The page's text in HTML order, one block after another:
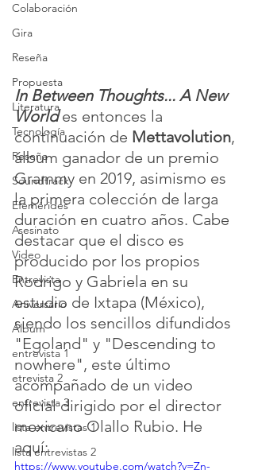
Colaboración
Gira
Reseña
Propuesta
Literatura
Tecnología
Reseña
Soundtrack
Efemérides
Asesinato
Video
Entrevista
Aniversario
Álbum
entrevista 1
etrevista 2
entrevista 3
lista entrevistas 1
lista entrevistas 2
In Between Thoughts... A New
World es entonces la
continuación de Mettavolution,
álbum ganador de un premio
Grammy en 2019, asimismo es
la primera colección de larga
duración en cuatro años. Cabe
destacar que el disco es
producido por los propios
Rodrigo y Gabriela en su
estudio de Ixtapa (México),
siendo los sencillos difundidos
"Egoland" y "Descending to
nowhere", este último
acompañado de un video
oficial dirigido por el director
mexicano Olallo Rubio. He
aquí:
https://www.youtube.com/watch?v=Zn-